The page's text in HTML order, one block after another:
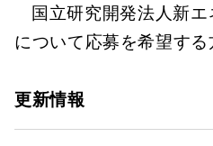
国立研究開発法人新
について応募を希望す
更新情報